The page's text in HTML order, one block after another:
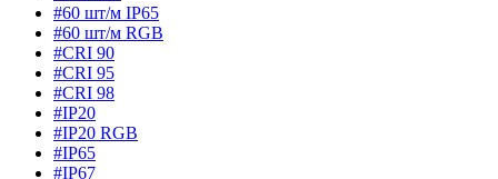
#60 шт/м IP65
#60 шт/м RGB
#CRI 90
#CRI 95
#CRI 98
#IP20
#IP20 RGB
#IP65
#IP67